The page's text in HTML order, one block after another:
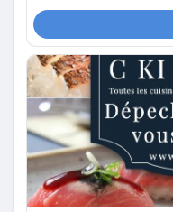
Giochi
Developers
Merits